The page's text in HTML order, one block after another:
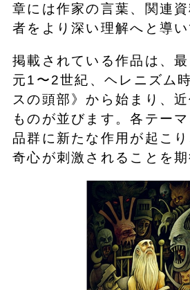
章には作家の言葉、関連
者をより深い理解へと導い
掲載されている作品は、
元1〜2世紀、ヘレニズム
スの頭部》から始まり、
ものが並びます。各テー
品群に新たな作用が起こ
奇心が刺激されることを期